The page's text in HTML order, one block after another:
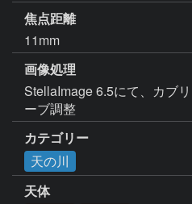
焦点距離
11mm
画像処理
StellaImage 6.5にて、カブ
ーブ調整
カテゴリー
天の川
天体